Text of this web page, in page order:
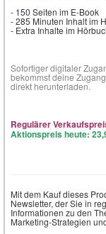
- 150 Seiten im E-Book
- 285 Minuten Inhalt im
- Extra Inhalte im
Sofortiger digitaler
bekommst deine
direkt herunterladen.
Regulärer
Aktionspreis heute:
Mit dem Kauf dieses
Newsletter, der Sie in
Informationen zu den
Marketing-Strategien